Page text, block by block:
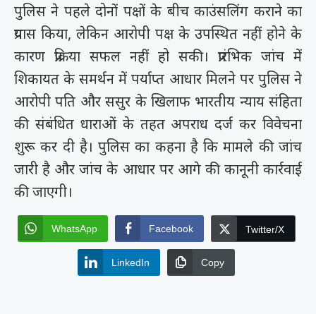
पुलिस ने पहले दोनों पक्षों के बीच काउंसलिंग कराने का
प्रयास किया, लेकिन आरोपी पक्ष के उपस्थित नहीं होने के
कारण प्रक्रिया सफल नहीं हो सकी। प्रारंभिक जांच में
शिकायत के समर्थन में पर्याप्त आधार मिलने पर पुलिस ने
आरोपी पति और ससुर के खिलाफ भारतीय न्याय संहिता
की संबंधित धाराओं के तहत अपराध दर्ज कर विवेचना
शुरू कर दी है। पुलिस का कहना है कि मामले की जांच
जारी है और जांच के आधार पर आगे की कानूनी कार्रवाई
की जाएगी।
WhatsApp Facebook Twitter/X
LinkedIn Copy